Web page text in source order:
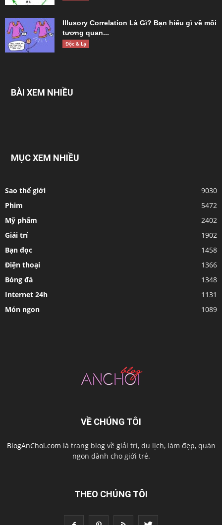
Illusory Correlation Là Gì? Bạn hiểu gì về mối
tương quan...
Độc & Lạ
BÀI XEM NHIỀU
MỤC XEM NHIỀU
Sao thế giới
9030
Phim
5472
Mỹ phẩm
2402
Giải trí
1902
Bạn đọc
1458
Điện thoại
1366
Bóng đá
1348
Internet 24h
1131
Món ngon
1089
VỀ CHÚNG TÔI
BlogAnChoi.com là trang blog về giải trí, du lịch, làm đẹp, quán
ngon dành cho giới trẻ.
THEO CHÚNG TÔI